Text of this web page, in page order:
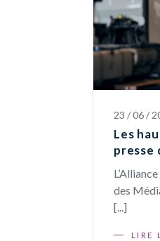
23 / 06 /
Les
presse
des
[...]
LIRE